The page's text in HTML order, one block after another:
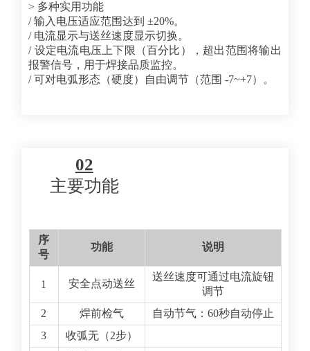
> 多种实用功能
/ 输入电压适应范围达到 ±20%。
/ 电流显示与送丝速度显示切换。
/ 设定电流电压上下限（百分比），超出范围将输出
报警信号，用于焊接品质监控。
/ 可对电弧形态（硬度）自由调节（范围 -7~+7）。
02
主要功能
序
号
功能 说明
1 安全点动送丝
送丝速度可通过电流旋钮
调节
2
焊前检气
自动节气：60秒自动停止
3
收弧无（2步）